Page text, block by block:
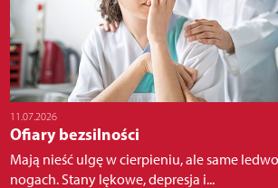
11.07.2026
Ofiary bezsilności
Mają nieść ulgę w cierpieniu, ale same
nogach. Stany lękowe, depresja i...